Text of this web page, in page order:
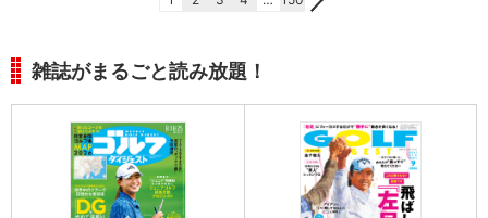
雑誌がまるごと読み放題！